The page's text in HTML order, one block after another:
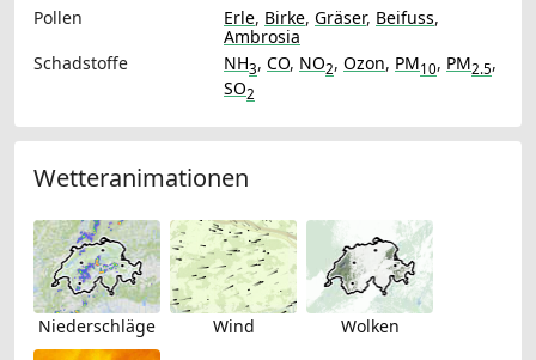
Pollen
Erle, Birke, Gräser, Beifuss,
Ambrosia
Schadstoffe
NH3, CO, NO2, Ozon, PM10, PM2.5,
SO2
Wetteranimationen
Niederschläge Wind Wolken